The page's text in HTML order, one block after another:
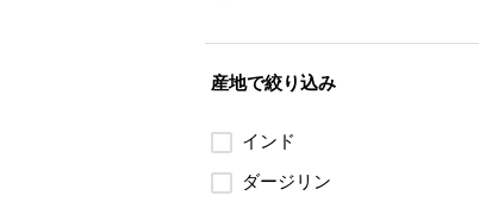
産地で絞り込み
インド
ダージリン